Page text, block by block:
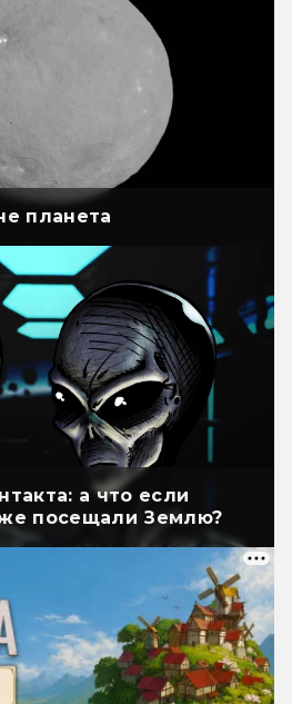
планета
а что если
посещали Землю?